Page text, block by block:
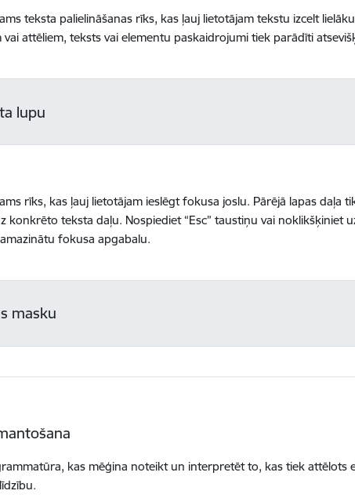
teksta palielināšanas rīks, kas ļauj lietotājam tekstu izcelt
attēliem, teksts vai elementu paskaidrojumi tiek parādīti
lupu
rīks, kas ļauj lietotājam ieslēgt fokusa joslu. Pārējā lapas
konkrēto teksta daļu. Nospiediet “Esc” taustiņu vai noklikšķiniet
fokusa apgabalu.
masku
kas mēģina noteikt un interpretēt to, kas tiek